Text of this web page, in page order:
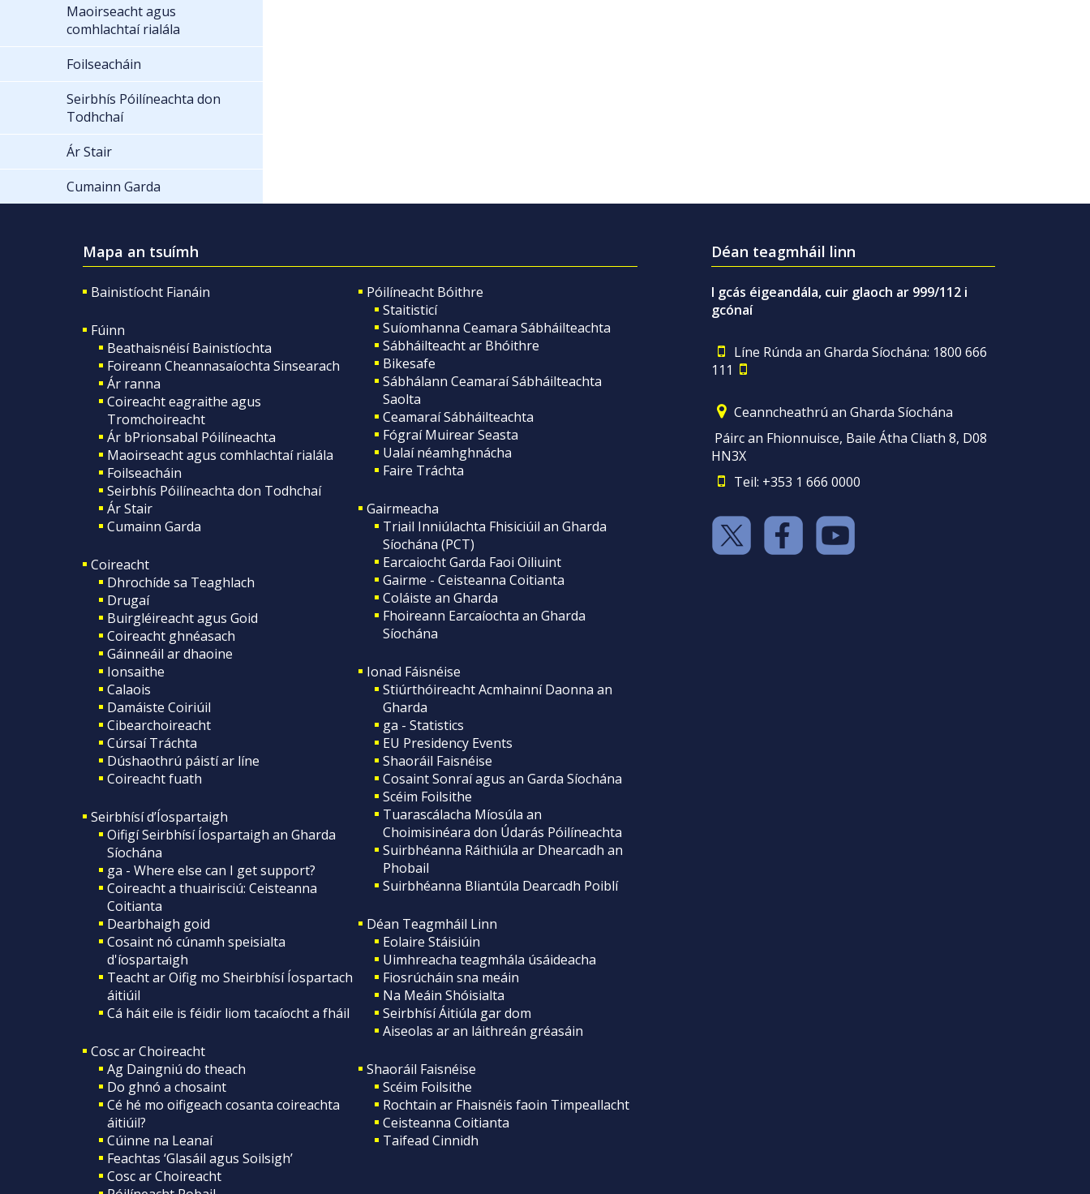
Maoirseacht agus
comhlachtaí rialála
Foilseacháin
Seirbhís Póilíneachta don
Todhchaí
Ár Stair
Cumainn Garda
Mapa an tsuímh
Bainistíocht Fianáin
Fúinn
Beathaisnéisí Bainistíochta
Foireann Cheannasaíochta Sinsearach
Ár ranna
Coireacht eagraithe agus
Tromchoireacht
Ár bPrionsabal Póilíneachta
Maoirseacht agus comhlachtaí rialála
Foilseacháin
Seirbhís Póilíneachta don Todhchaí
Ár Stair
Cumainn Garda
Coireacht
Dhrochíde sa Teaghlach
Drugaí
Buirgléireacht agus Goid
Coireacht ghnéasach
Gáinneáil ar dhaoine
Ionsaithe
Calaois
Damáiste Coiriúil
Cibearchoireacht
Cúrsaí Tráchta
Dúshaothrú páistí ar líne
Coireacht fuath
Seirbhísí d’Íospartaigh
Oifigí Seirbhísí Íospartaigh an Gharda
Síochána
ga - Where else can I get support?
Coireacht a thuairisciú: Ceisteanna
Coitianta
Dearbhaigh goid
Cosaint nó cúnamh speisialta
d'íospartaigh
Teacht ar Oifig mo Sheirbhísí Íospartach
áitiúil
Cá háit eile is féidir liom tacaíocht a fháil
Cosc ar Choireacht
Ag Daingniú do theach
Do ghnó a chosaint
Cé hé mo oifigeach cosanta coireachta
áitiúil?
Cúinne na Leanaí
Feachtas ‘Glasáil agus Soilsigh’
Cosc ar Choireacht
Póilíneacht Bóithre
Staitisticí
Suíomhanna Ceamara Sábháilteachta
Sábháilteacht ar Bhóithre
Bikesafe
Sábhálann Ceamaraí Sábháilteachta
Saolta
Ceamaraí Sábháilteachta
Fógraí Muirear Seasta
Ualaí néamhghnácha
Faire Tráchta
Gairmeacha
Triail Inniúlachta Fhisiciúil an Gharda
Síochána (PCT)
Earcaiocht Garda Faoi Oiliuint
Gairme - Ceisteanna Coitianta
Coláiste an Gharda
Fhoireann Earcaíochta an Gharda
Síochána
Ionad Fáisnéise
Stiúrthóireacht Acmhainní Daonna an
Gharda
ga - Statistics
EU Presidency Events
Shaoráil Faisnéise
Cosaint Sonraí agus an Garda Síochána
Scéim Foilsithe
Tuarascálacha Míosúla an
Choimisinéara don Údarás Póilíneachta
Suirbhéanna Ráithiúla ar Dhearcadh an
Phobail
Suirbhéanna Bliantúla Dearcadh Poiblí
Déan Teagmháil Linn
Eolaire Stáisiúin
Uimhreacha teagmhála úsáideacha
Fiosrúcháin sna meáin
Na Meáin Shóisialta
Seirbhísí Áitiúla gar dom
Aiseolas ar an láithreán gréasáin
Shaoráil Faisnéise
Scéim Foilsithe
Rochtain ar Fhaisnéis faoin Timpeallacht
Ceisteanna Coitianta
Taifead Cinnidh
Déan teagmháil linn
I gcás éigeandála, cuir glaoch ar 999/112 i
gcónaí
Líne Rúnda an Gharda Síochána: 1800 666
111
Ceanncheathrú an Gharda Síochána
Páirc an Fhionnuisce, Baile Átha Cliath 8, D08
HN3X
Teil: +353 1 666 0000